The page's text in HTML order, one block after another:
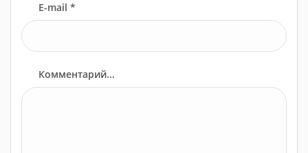
E-mail *
Комментарий...